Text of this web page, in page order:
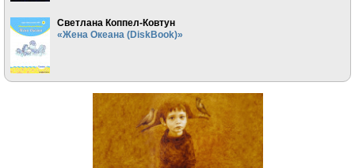
Светлана Коппел-Ковтун
«Жена Океана (DiskBook)»